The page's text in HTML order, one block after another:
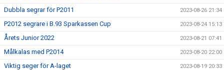
Dubbla segrar för P2011 2023-08-26 21:34
P2012 segrare i B.93 Sparkassen Cup 2023-08-24 15:13
Årets Junior 2022 2023-08-21 07:41
Målkalas med P2014 2023-08-20 22:00
Viktig seger för A-laget 2023-08-19 20:33